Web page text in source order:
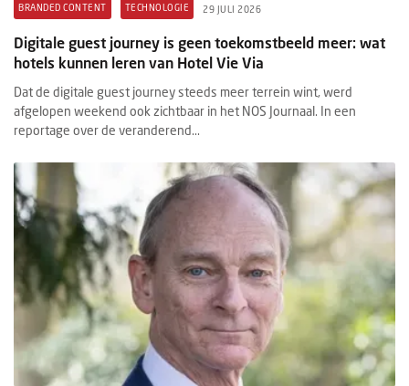
BRANDED CONTENT TECHNOLOGIE 29 JULI 2026
Digitale guest journey is geen toekomstbeeld meer: wat
hotels kunnen leren van Hotel Vie Via
Dat de digitale guest journey steeds meer terrein wint, werd
afgelopen weekend ook zichtbaar in het NOS Journaal. In een
reportage over de veranderend...